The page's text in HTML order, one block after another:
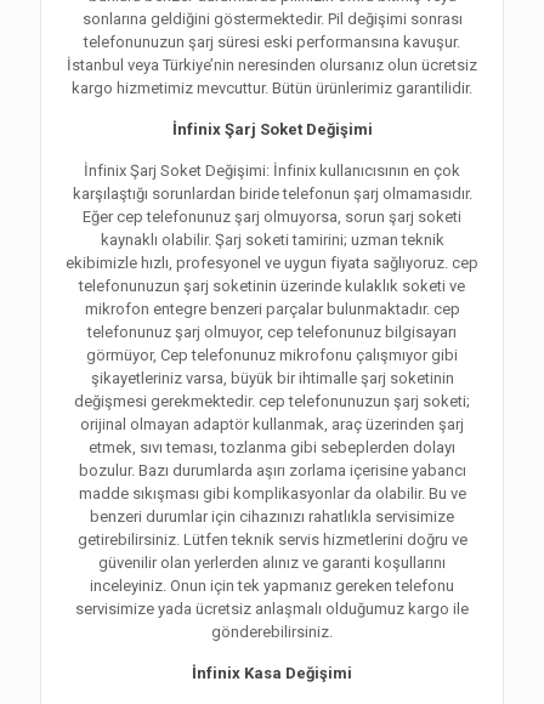
sonlarına geldiğini göstermektedir. Pil değişimi sonrası
telefonunuzun şarj süresi eski performansına kavuşur.
İstanbul veya Türkiye’nin neresinden olursanız olun ücretsiz
kargo hizmetimiz mevcuttur. Bütün ürünlerimiz garantilidir.
İnfinix Şarj Soket Değişimi
İnfinix Şarj Soket Değişimi: İnfinix kullanıcısının en çok
karşılaştığı sorunlardan biride telefonun şarj olmamasıdır.
Eğer cep telefonunuz şarj olmuyorsa, sorun şarj soketi
kaynaklı olabilir. Şarj soketi tamirini; uzman teknik
ekibimizle hızlı, profesyonel ve uygun fiyata sağlıyoruz. cep
telefonunuzun şarj soketinin üzerinde kulaklık soketi ve
mikrofon entegre benzeri parçalar bulunmaktadır. cep
telefonunuz şarj olmuyor, cep telefonunuz bilgisayarı
görmüyor, Cep telefonunuz mikrofonu çalışmıyor gibi
şikayetleriniz varsa, büyük bir ihtimalle şarj soketinin
değişmesi gerekmektedir. cep telefonunuzun şarj soketi;
orijinal olmayan adaptör kullanmak, araç üzerinden şarj
etmek, sıvı teması, tozlanma gibi sebeplerden dolayı
bozulur. Bazı durumlarda aşırı zorlama içerisine yabancı
madde sıkışması gibi komplikasyonlar da olabilir. Bu ve
benzeri durumlar için cihazınızı rahatlıkla servisimize
getirebilirsiniz. Lütfen teknik servis hizmetlerini doğru ve
güvenilir olan yerlerden alınız ve garanti koşullarını
inceleyiniz. Onun için tek yapmanız gereken telefonu
servisimize yada ücretsiz anlaşmalı olduğumuz kargo ile
gönderebilirsiniz.
İnfinix Kasa Değişimi